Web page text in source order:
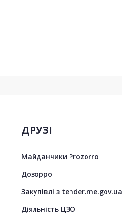
ДРУЗІ
Майданчики Prozorro
Дозорро
Закупівлі з tender.me.gov.ua
Діяльність ЦЗО